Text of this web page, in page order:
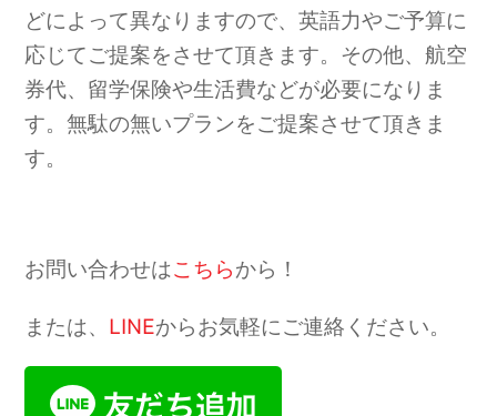
どによって異なりますので、英語力やご予算に
応じてご提案をさせて頂きます。その他、航空
券代、留学保険や生活費などが必要になりま
す。無駄の無いプランをご提案させて頂きま
す。
お問い合わせはこちらから！
または、 LINEからお気軽にご連絡ください。